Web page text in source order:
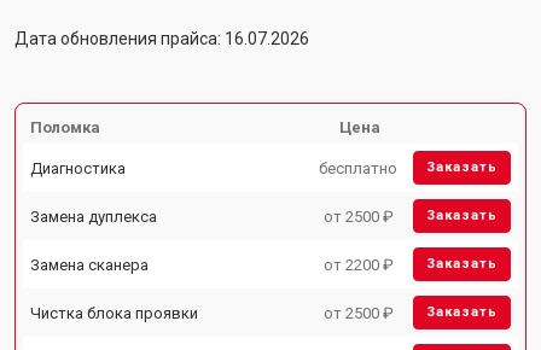
Дата обновления прайса: 16.07.2026
Поломка Цена
Диагностика бесплатно Заказать
Замена дуплекса от 2500 ₽ Заказать
Замена сканера от 2200 ₽ Заказать
Чистка блока проявки от 2500 ₽ Заказать